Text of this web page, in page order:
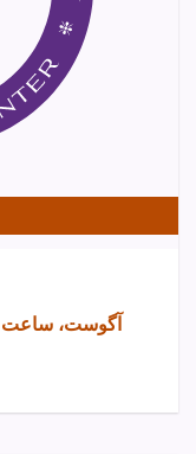
۱۳ آگوست، ساعت ۶:۳۰ بعد از ظهر